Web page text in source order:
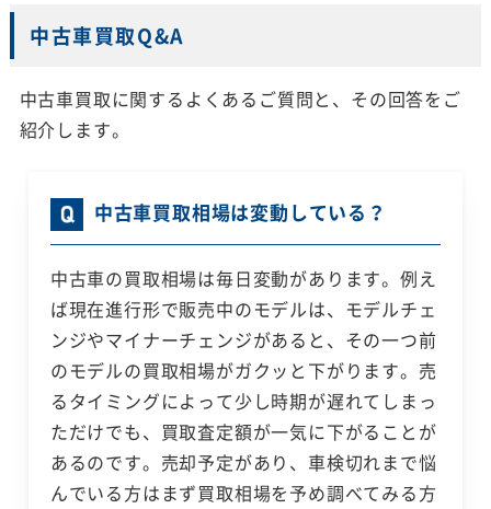
中古車買取Q&A
中古車買取に関するよくあるご質問と、その回答をご
紹介します。
中古車買取相場は変動している？
中古車の買取相場は毎日変動があります。例え
ば現在進行形で販売中のモデルは、モデルチェ
ンジやマイナーチェンジがあると、その一つ前
のモデルの買取相場がガクッと下がります。売
るタイミングによって少し時期が遅れてしまっ
ただけでも、買取査定額が一気に下がることが
あるのです。売却予定があり、車検切れまで悩
んでいる方はまず買取相場を予め調べてみる方